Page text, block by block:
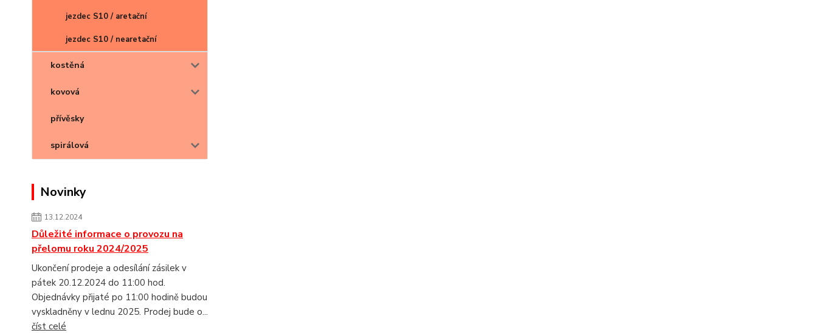
jezdec S10 / aretační
jezdec S10 / nearetační
kostěná
kovová
přívěsky
spirálová
Novinky
13.12.2024
Důležité informace o provozu na
přelomu roku 2024/2025
Ukončení prodeje a odesílání zásilek v
pátek 20.12.2024 do 11:00 hod.
Objednávky přijaté po 11:00 hodině budou
vyskladněny v lednu 2025. Prodej bude o...
číst celé